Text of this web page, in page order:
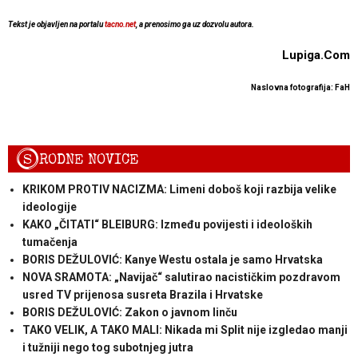
Tekst je objavljen na portalutacno.net, a prenosimo ga uz dozvolu autora.
Lupiga.Com
Naslovna fotografija: FaH
SRODNE NOVICE
KRIKOM PROTIV NACIZMA: Limeni doboš koji razbija velike
ideologije
KAKO „ČITATI“ BLEIBURG: Između povijesti i ideoloških
tumačenja
BORIS DEŽULOVIĆ: Kanye Westu ostala je samo Hrvatska
NOVA SRAMOTA: „Navijač“ salutirao nacističkim pozdravom
usred TV prijenosa susreta Brazila i Hrvatske
BORIS DEŽULOVIĆ: Zakon o javnom linču
TAKO VELIK, A TAKO MALI: Nikada mi Split nije izgledao manji
i tužniji nego tog subotnjeg jutra